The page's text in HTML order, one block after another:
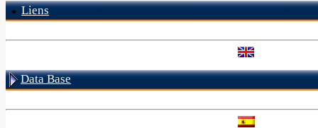
Liens
Data Base